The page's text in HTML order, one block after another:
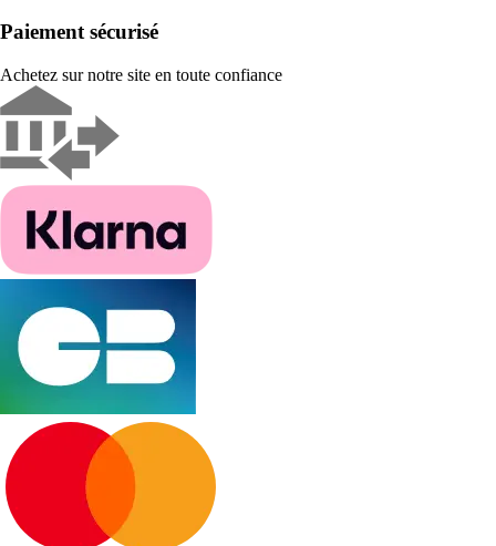
Paiement sécurisé
Achetez sur notre site en toute confiance